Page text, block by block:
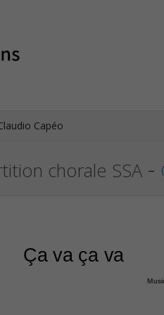
Capéo
chorale SSA -
Ça va ça va